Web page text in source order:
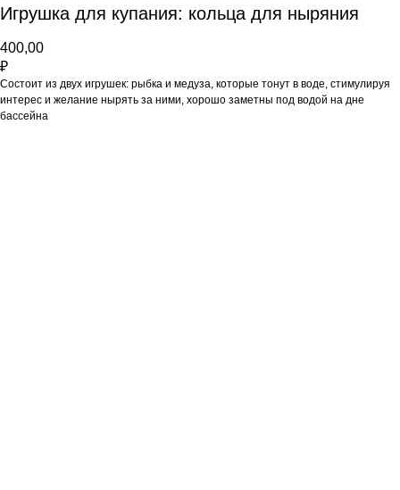
Игрушка для купания: кольца для ныряния
400,00
₽
Состоит из двух игрушек: рыбка и медуза, которые тонут в воде, стимулируя
интерес и желание нырять за ними, хорошо заметны под водой на дне
бассейна